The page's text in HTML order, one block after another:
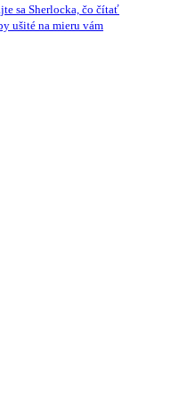
sa Sherlocka, čo čítať
ušité na mieru vám